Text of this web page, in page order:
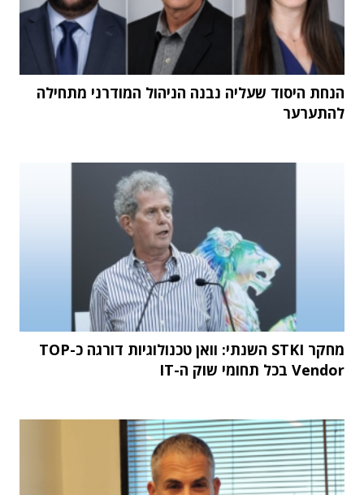
הנחת היסוד שעליה נבנה הניהול המודרני מתחילה
להתערער
מחקר STKI השנתי: וואן טכנולוגיות דורגה כ-TOP
Vendor בכל תחומי שוק ה-IT